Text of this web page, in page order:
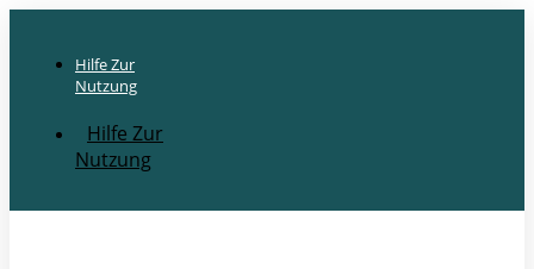
Hilfe Zur
Nutzung
Hilfe Zur
Nutzung